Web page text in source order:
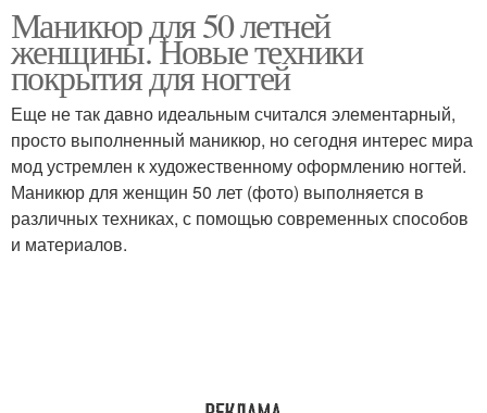
Маникюр для 50 летней
женщины. Новые техники
покрытия для ногтей
Еще не так давно идеальным считался элементарный,
просто выполненный маникюр, но сегодня интерес мира
мод устремлен к художественному оформлению ногтей.
Маникюр для женщин 50 лет (фото) выполняется в
различных техниках, с помощью современных способов
и материалов.